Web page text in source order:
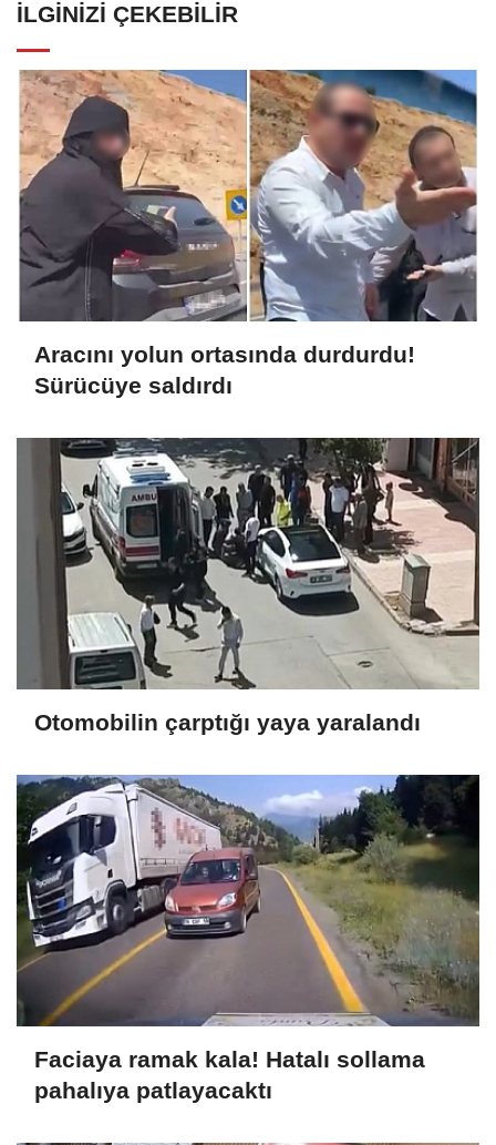
İLGINIZI ÇEKEBILIR
Aracını yolun ortasında durdurdu!
Sürücüye saldırdı
Otomobilin çarptığı yaya yaralandı
Faciaya ramak kala! Hatalı sollama
pahalıya patlayacaktı